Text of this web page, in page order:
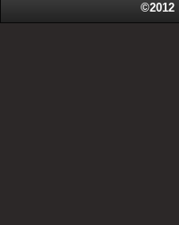
©2012